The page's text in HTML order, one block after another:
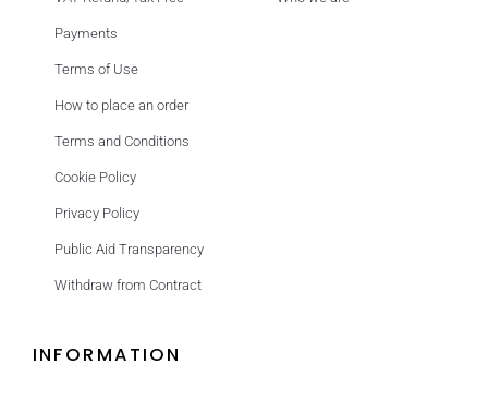
Payments
Terms of Use
How to place an order
Terms and Conditions
Cookie Policy
Privacy Policy
Public Aid Transparency
Withdraw from Contract
INFORMATION